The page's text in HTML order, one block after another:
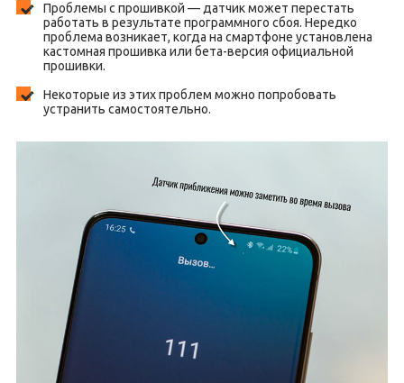
Проблемы с прошивкой — датчик может перестать
работать в результате программного сбоя. Нередко
проблема возникает, когда на смартфоне установлена
кастомная прошивка или бета-версия официальной
прошивки.
Некоторые из этих проблем можно попробовать
устранить самостоятельно.